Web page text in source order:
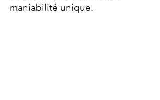
maniabilité unique.